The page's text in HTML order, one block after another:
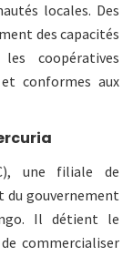
locales. Des
des capacités
coopératives
conformes aux
une filiale de
du gouvernement
Il détient le
commercialiser